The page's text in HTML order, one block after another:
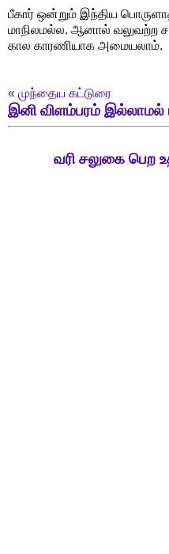
பீகார் ஒன்றும் இந்திய
மாநிலமல்ல. ஆனால் வலுவற்ற
கால காரணியாக அமையலாம்.
« முந்தைய கட்டுரை
இனி விளம்பரம் இல்லாமல்
வரி சலுகை பெற